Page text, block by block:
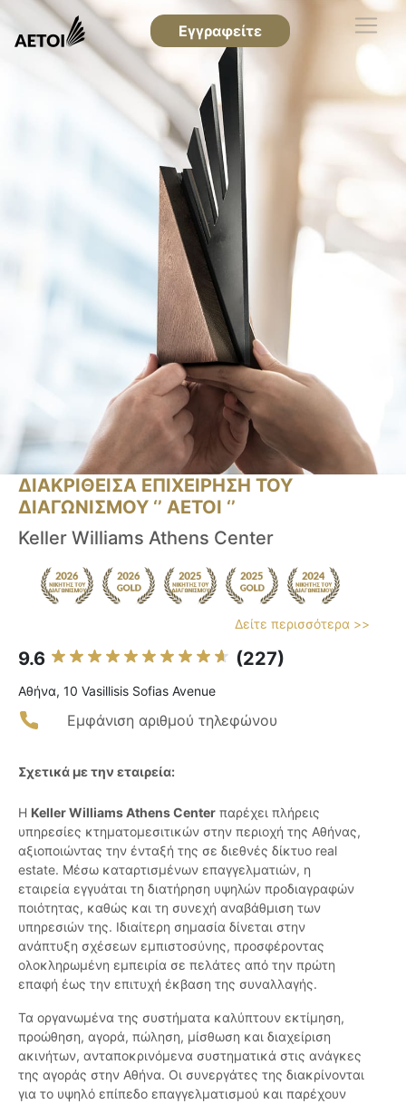
Εγγραφείτε
ΔΙΑΚΡΙΘΕΙΣΑ ΕΠΙΧΕΙΡΗΣΗ ΤΟΥ
ΔΙΑΓΩΝΙΣΜΟΥ ‘’ ΑΕΤΟΙ ‘’
Keller Williams Athens Center
Δείτε περισσότερα >>
9.6 (227)
Αθήνα, 10 Vasillisis Sofias Avenue
Εμφάνιση αριθμού τηλεφώνου
Σχετικά με την εταιρεία:
Η Keller Williams Athens Center παρέχει πλήρεις
υπηρεσίες κτηματομεσιτικών στην περιοχή της Αθήνας,
αξιοποιώντας την ένταξή της σε διεθνές δίκτυο real
estate. Μέσω καταρτισμένων επαγγελματιών, η
εταιρεία εγγυάται τη διατήρηση υψηλών προδιαγραφών
ποιότητας, καθώς και τη συνεχή αναβάθμιση των
υπηρεσιών της. Ιδιαίτερη σημασία δίνεται στην
ανάπτυξη σχέσεων εμπιστοσύνης, προσφέροντας
ολοκληρωμένη εμπειρία σε πελάτες από την πρώτη
επαφή έως την επιτυχή έκβαση της συναλλαγής.
Τα οργανωμένα της συστήματα καλύπτουν εκτίμηση,
προώθηση, αγορά, πώληση, μίσθωση και διαχείριση
ακινήτων, ανταποκρινόμενα συστηματικά στις ανάγκες
της αγοράς στην Αθήνα. Οι συνεργάτες της διακρίνονται
για το υψηλό επίπεδο επαγγελματισμού και παρέχουν